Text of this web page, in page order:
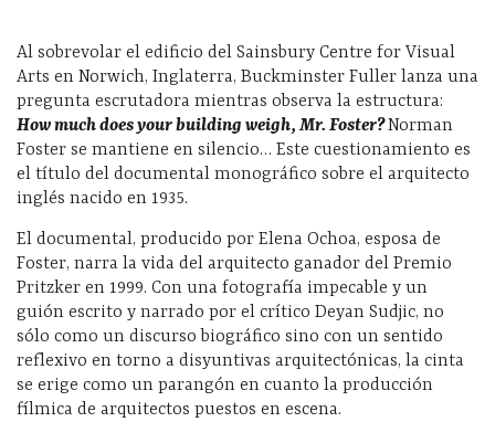
Al sobrevolar el edificio del Sainsbury Centre for Visual
Arts en Norwich, Inglaterra, Buckminster Fuller lanza una
pregunta escrutadora mientras observa la estructura:
How much does your building weigh, Mr. Foster?Norman
Foster se mantiene en silencio… Este cuestionamiento es
el título del documental monográfico sobre el arquitecto
inglés nacido en 1935.
El documental, producido por Elena Ochoa, esposa de
Foster, narra la vida del arquitecto ganador del Premio
Pritzker en 1999. Con una fotografía impecable y un
guión escrito y narrado por el crítico Deyan Sudjic, no
sólo como un discurso biográfico sino con un sentido
reflexivo en torno a disyuntivas arquitectónicas, la cinta
se erige como un parangón en cuanto la producción
fílmica de arquitectos puestos en escena.